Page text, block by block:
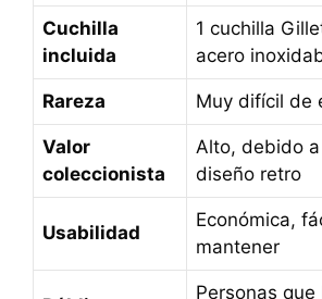
Cuchilla
incluida
1 cuchilla
acero
Rareza Muy difícil de
Valor
coleccionista
Alto, debido
diseño retro
Usabilidad
Económica,
mantener
Personas